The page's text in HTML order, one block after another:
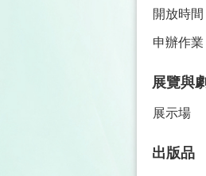
開放時間
申辦作業
展覽與
展示場
出版品